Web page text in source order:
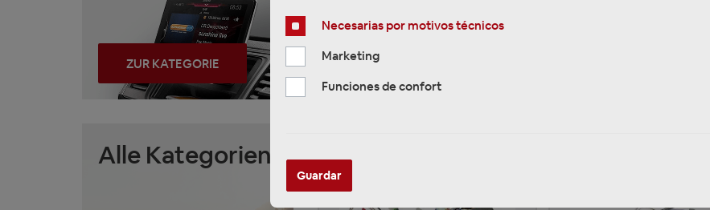
ZUR KATEGORIE
Alle Kategorien
Necesarias por motivos técnicos
Marketing
Funciones de confort
Guardar